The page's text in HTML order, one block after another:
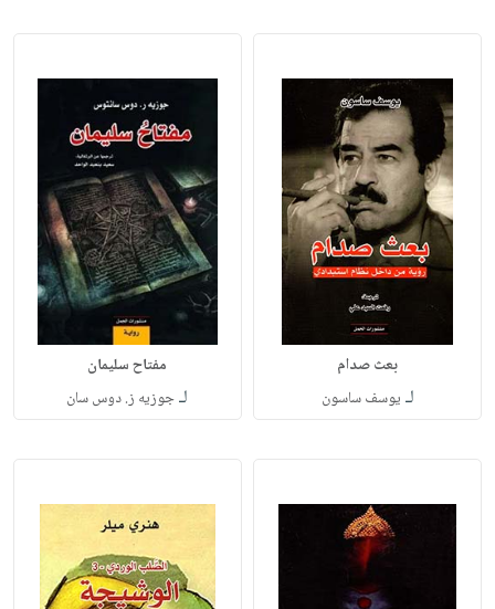
بعث صدام
لـ يوسف ساسون
مفتاح سليمان
لـجوزيه ز. دوس سان